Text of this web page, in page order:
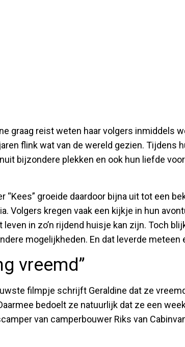
graag reist weten haar volgers inmiddels
flink wat van de wereld gezien. Tijdens
bijzondere plekken en ook hun liefde
“Kees” groeide daardoor bijna uit tot een
Volgers kregen vaak een kijkje in hun
leven in zo’n rijdend huisje kan zijn. Toch
mogelijkheden. En dat leverde meteen
vreemd”
filmpje schrijft Geraldine dat ze
bedoelt ze natuurlijk dat ze een
van camperbouwer Riks van